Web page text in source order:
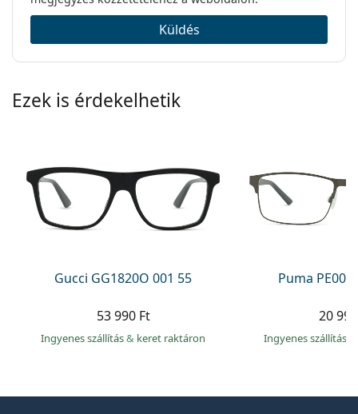
Küldés
Ezek is érdekelhetik
Gucci GG1820O 001 55
53 990 Ft
Ingyenes szállítás& keret raktáron
Puma
20
Ingyenes szállítás